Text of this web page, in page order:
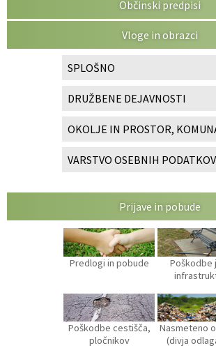
Občinski predpisi
Vloge in obrazci
SPLOŠNO
DRUŽBENE DEJAVNOSTI
OKOLJE IN PROSTOR,
VARSTVO OSEBNIH PODATKOV
Prijave in pobude
Predlogi in pobude
Poškodbe
Poškodbe cestišča,
pločnikov
Nasmeteno
(divja